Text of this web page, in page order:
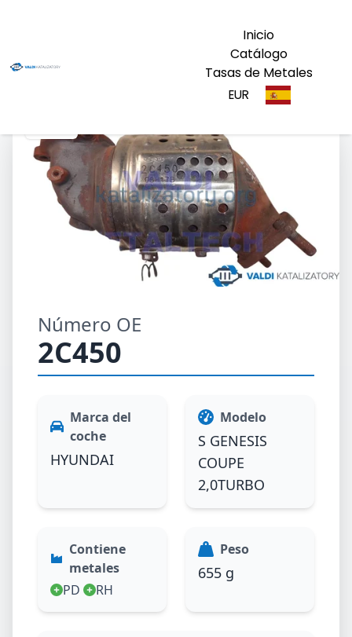
Inicio
Catálogo
Tasas de Metales
EUR
Número OE
2C450
Marca del
coche
HYUNDAI
Modelo
S GENESIS
COUPE
2,0TURBO
Contiene
metales
PD
RH
Peso
655 g